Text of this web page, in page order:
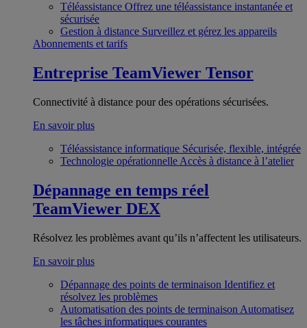
Téléassistance Offrez une téléassistance instantanée et
sécurisée
Gestion à distance Surveillez et gérez les appareils
Abonnements et tarifs
Entreprise TeamViewer Tensor
Connectivité à distance pour des opérations sécurisées.
En savoir plus
Téléassistance informatique Sécurisée, flexible, intégrée
Technologie opérationnelle Accès à distance à l’atelier
Dépannage en temps réel
TeamViewer DEX
Résolvez les problèmes avant qu’ils n’affectent les utilisateurs.
En savoir plus
Dépannage des points de terminaison Identifiez et
résolvez les problèmes
Automatisation des points de terminaison Automatisez
les tâches informatiques courantes